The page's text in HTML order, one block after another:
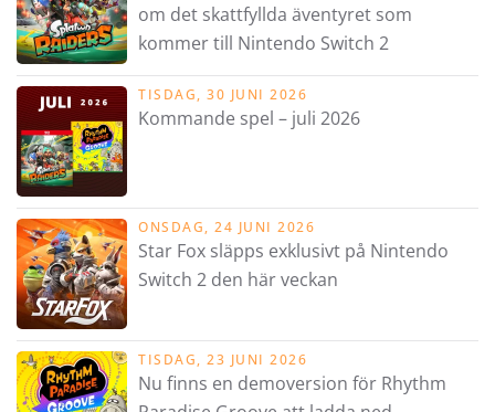
om det skattfyllda äventyret som
kommer till Nintendo Switch 2
TISDAG, 30 JUNI 2026
Kommande spel – juli 2026
ONSDAG, 24 JUNI 2026
Star Fox släpps exklusivt på Nintendo
Switch 2 den här veckan
TISDAG, 23 JUNI 2026
Nu finns en demoversion för Rhythm